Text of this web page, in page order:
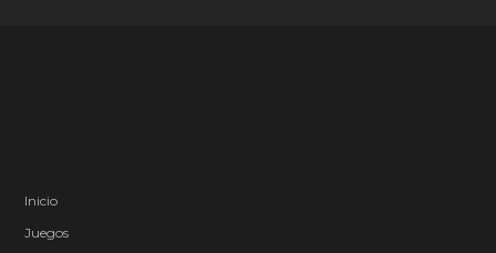
Inicio
Juegos